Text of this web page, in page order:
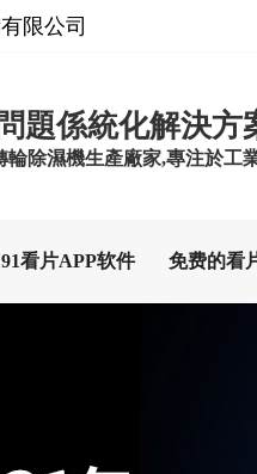
限公司
題係統化解決方
輪除濕機生產廠家,專注於工
91看片APP软件 免费的看